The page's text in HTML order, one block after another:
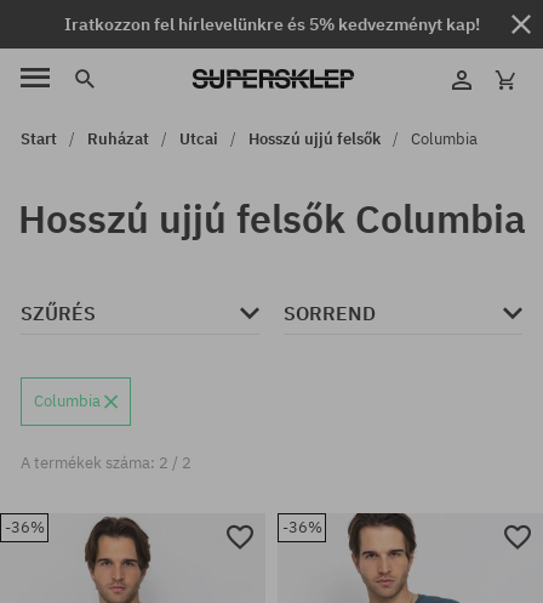
Iratkozzon fel hírlevelünkre és 5% kedvezményt kap!
Start Ruházat Utcai Hosszú ujjú felsők Columbia
Hosszú ujjú felsők Columbia
SZŰRÉS SORREND
Columbia
A termékek száma: 2 / 2
-36% -36%